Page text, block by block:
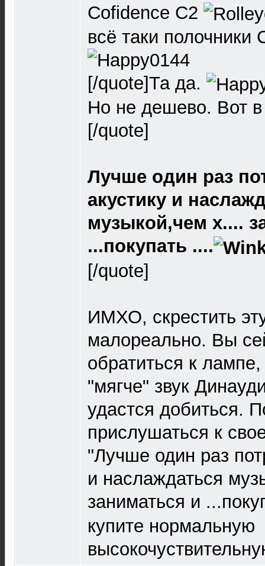
Cofidence С2
всё таки
[/quote]Та да.
Но не дешево. Вот в
[/quote]
Лучше один раз
акустику и
музыкой,чем х....
...покупать ....
[/quote]
ИМХО, скрестить
малореально. Вы
обратиться к
"мягче" звук
удастся добиться.
прислушаться к
"Лучше один раз
и наслаждаться
заниматься и
купите нормальную